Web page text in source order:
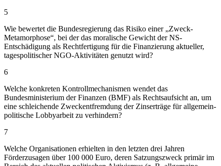
5
Wie bewertet die Bundesregierung das Risiko einer „Zweck-
Metamorphose“, bei der das moralische Gewicht der NS-
Entschädigung als Rechtfertigung für die Finanzierung aktueller,
tagespolitischer NGO-Aktivitäten genutzt wird?
6
Welche konkreten Kontrollmechanismen wendet das
Bundesministerium der Finanzen (BMF) als Rechtsaufsicht an, um
eine schleichende Zweckentfremdung der Zinserträge für allgemein-
politische Lobbyarbeit zu verhindern?
7
Welche Organisationen erhielten in den letzten drei Jahren
Förderzusagen über 100 000 Euro, deren Satzungszweck primär im